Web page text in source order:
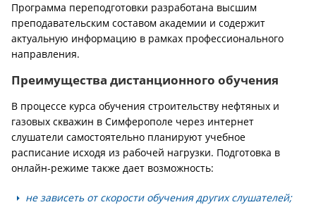
Программа переподготовки разработана высшим
преподавательским составом академии и содержит
актуальную информацию в рамках профессионального
направления.
Преимущества дистанционного обучения
В процессе курса обучения строительству нефтяных и
газовых скважин в Симферополе через интернет
слушатели самостоятельно планируют учебное
расписание исходя из рабочей нагрузки. Подготовка в
онлайн-режиме также дает возможность:
не зависеть от скорости обучения других слушателей;